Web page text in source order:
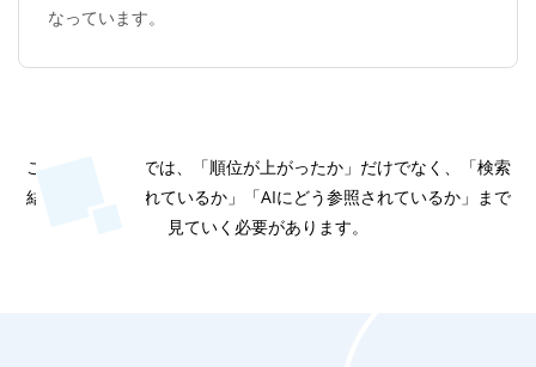
なっています。
これからのSEOでは、「順位が上がったか」だけでなく、
「検索
結果でどう見られているか」「AIにどう参照されているか」まで
見ていく必要があります。